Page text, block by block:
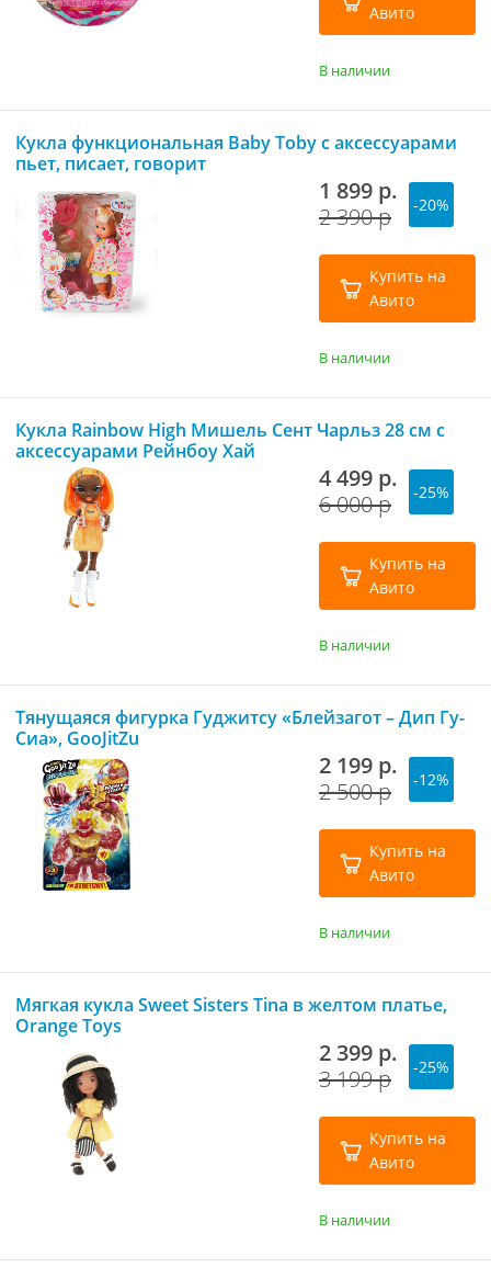
Авито
В наличии
Кукла функциональная Baby Toby с аксессуарами
пьет, писает, говорит
1 899 р.
2 390 р
-20%
Купить на
Авито
В наличии
Кукла Rainbow High Мишель Сент Чарльз 28 см с
аксессуарами Рейнбоу Хай
4 499 р.
6 000 р
-25%
Купить на
Авито
В наличии
Тянущаяся фигурка Гуджитсу «Блейзагот – Дип Гу-
Сиа», GooJitZu
2 199 р.
2 500 р
-12%
Купить на
Авито
В наличии
Мягкая кукла Sweet Sisters Tina в желтом платье,
Orange Toys
2 399 р.
3 199 р
-25%
Купить на
Авито
В наличии